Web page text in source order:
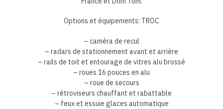
Options et équipements: TROC
– caméra de recul
– radars de stationnement avant et arrière
– rails de toit et entourage de vitres alu brossé
– roues 16 pouces en alu
– roue de secours
– rétroviseurs chauffant et rabattable
– feux et essuie glaces automatique